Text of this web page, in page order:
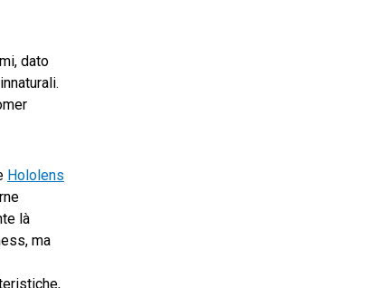
dato
Hololens
là
ma